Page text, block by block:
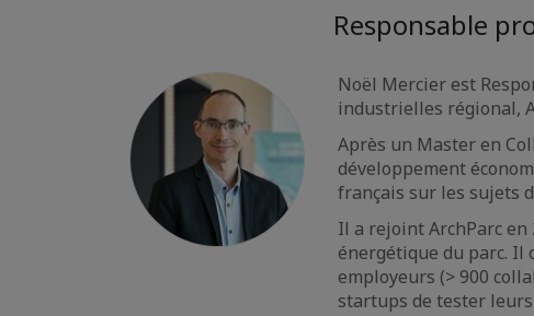
Responsable
Noël Mercier est
industrielles régional,
Après un Master en
développement
français sur les sujets
Il a rejoint ArchParc
énergétique du parc. Il
employeurs (> 900
startups de tester